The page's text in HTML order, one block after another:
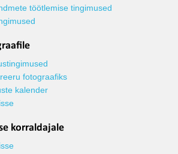
töötlemise tingimused
fotograafiks
kalender
korraldajale